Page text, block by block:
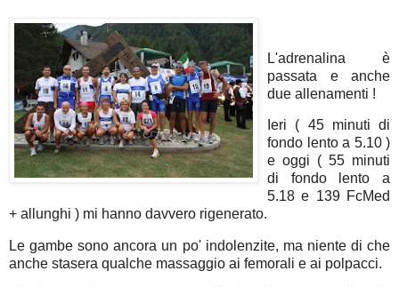
L'adrenalina è
passata e anche
due allenamenti !
Ieri ( 45 minuti di
fondo lento a 5.10 )
e oggi ( 55 minuti
di fondo lento a
5.18 e 139 FcMed
+ allunghi ) mi hanno davvero rigenerato.
Le gambe sono ancora un po' indolenzite, ma niente di che
anche stasera qualche massaggio ai femorali e ai polpacci.